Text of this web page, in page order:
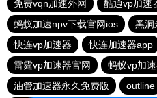
免费vqn加速外网
酷通vp加速
蚂蚁加速npv下载官网ios
黑洞
快连vp加速器
快连加速器app
雷霆vp加速器官网
蚂蚁vp加
油管加速器永久免费版
outline